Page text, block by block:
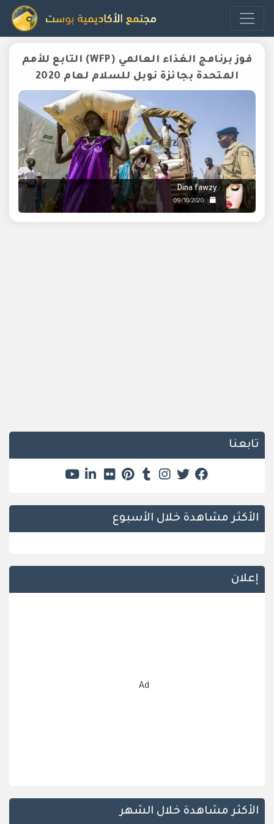
فوز برنامج الغذاء العالمي (WFP) التابع للأمم
المتحدة بجائزة نوبل للسلام لعام 2020
Dina fawzy
09/10/2020
تابعنا
الأكثر مشاهدة خلال الأسبوع
إعلان
Ad
الأكثر مشاهدة خلال الشهر